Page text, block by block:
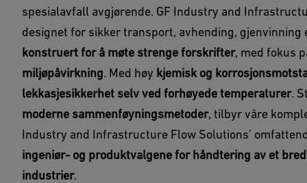
spesialavfall avgjørende. GF Industry and
designet for sikker transport, avhending,
konstruert for å møte strenge forskrifter, med fokus
miljøpåvirkning. Med høy kjemisk og
lekkasjesikkerhet selv ved forhøyede temperaturer.
moderne sammenføyningsmetoder, tilbyr våre
Industry and Infrastructure Flow Solutions’
ingeniør- og produktvalgene for håndtering av et
industrier.